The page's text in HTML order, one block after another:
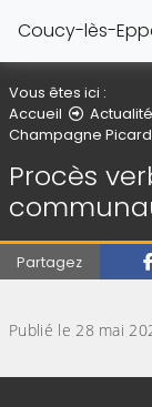
Coucy-lès-
Vous êtes ici :
Accueil
Champagne
Procès
Partagez
Publié le 28 mai